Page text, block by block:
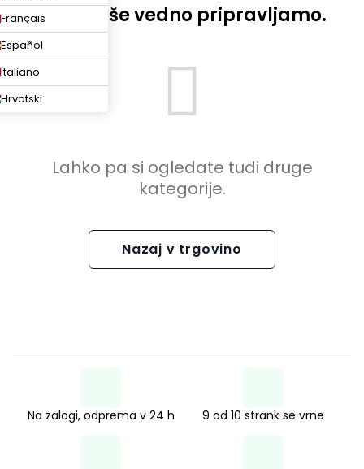
Français
Español
Italiano
Hrvatski
Izdelke še vedno pripravljamo.
Lahko pa si ogledate tudi druge
kategorije.
Nazaj v trgovino
Na zalogi, odprema v 24 h 9 od 10 strank se vrne